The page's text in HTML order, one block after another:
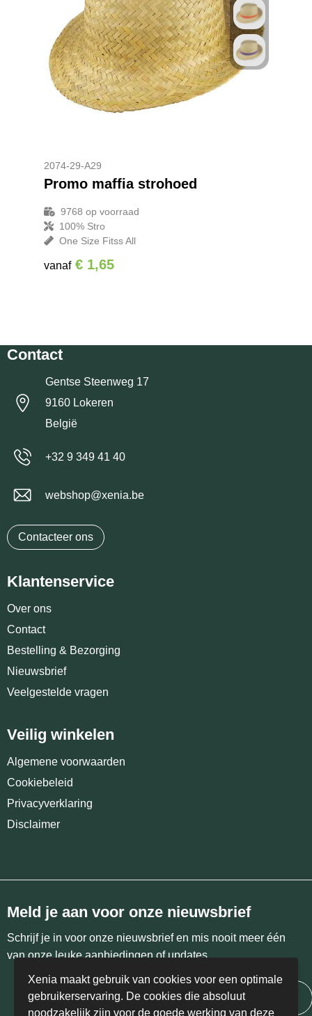
2074-29-A29
Promo maffia strohoed
9768 op voorraad
100% Stro
One Size Fitss All
vanaf € 1,65
Contact
Gentse Steenweg 17
9160 Lokeren
België
+32 9 349 41 40
webshop@xenia.be
Contacteer ons
Klantenservice
Over ons
Contact
Bestelling & Bezorging
Nieuwsbrief
Veelgestelde vragen
Veilig winkelen
Algemene voorwaarden
Cookiebeleid
Privacyverklaring
Disclaimer
Meld je aan voor onze nieuwsbrief
Schrijf je in voor onze nieuwsbrief en mis nooit meer één
van onze leuke aanbiedingen of updates.
Inschrijven
Xenia maakt gebruik van cookies voor een optimale
gebruikerservaring. De cookies die absoluut
noodzakelijk zijn voor de goede werking van deze